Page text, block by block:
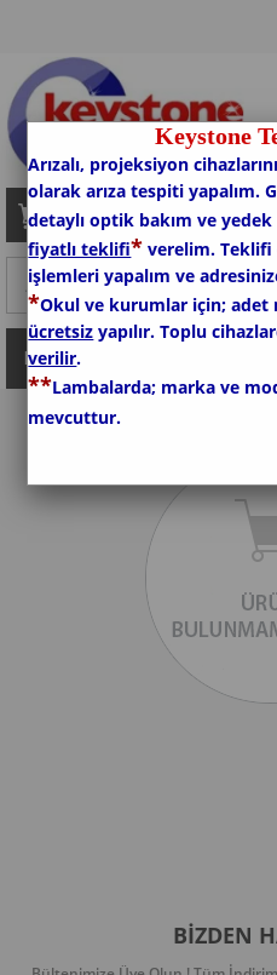
Sepetim
Kategoriler
BIZDEN
Keystone
Arızalı, projeksiyon
olarak arıza tespiti yapalım.
detaylı optik bakım ve
fiyatlı teklifi* verelim. Teklifi
işlemleri yapalım ve
*Okul ve kurumlar için; adet
ücretsiz yapılır. Toplu
verilir.
**Lambalarda; marka ve
mevcuttur.